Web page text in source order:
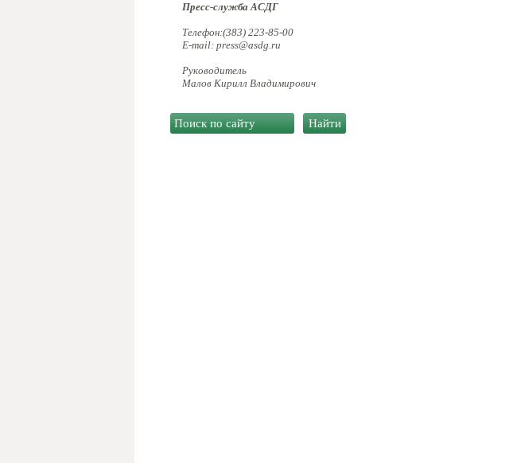
Пресс-служба АСДГ
Телефон:(383) 223-85-00
E-mail: press@asdg.ru
Руководитель
Малов Кирилл Владимирович